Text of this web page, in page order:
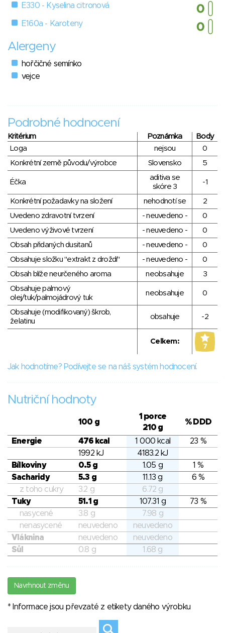
E330 - Kyselina citronová
E160a - Karoteny
Alergeny
hořčičné semínko
vejce
Podrobné hodnocení
Kritérium Poznámka
Body
Loga
nejsou
0
Konkrétní země původu/výrobce
Slovensko 5
Éčka
aditiva se
skóre 3
-1
Konkrétní požadavky na složení nehodnotí se
2
Uvedeno zdravotní tvrzení
- neuvedeno -
0
Uvedeno výživové tvrzení
- neuvedeno -
0
Obsah přidaných dusitanů
- neuvedeno -
0
Obsahuje složku "extrakt z droždí"
- neuvedeno -
0
Obsah blíže neurčeného aroma
neobsahuje
3
Obsahuje palmový
olej/tuk/palmojádrový tuk
neobsahuje 0
Obsahuje (modifikovaný) škrob,
želatinu
obsahuje -2
Celkem:
7
Jak hodnotíme? Podívejte se na náš systém hodnocení.
Nutriční hodnoty
100 g
1 porce
210 g
% DDD
Energie 476 kcal 1 000 kcal
23 %
1992 kJ
4183.2 kJ
Bílkoviny
0.5 g 1.05 g
1 %
Sacharidy
5.3 g 11.13 g
6 %
z toho cukry
3.2 g
6.72 g
Tuky
51.1 g 107.31 g
73 %
nasycené
3.8 g
7.98 g
nenasycené
neuvedeno
neuvedeno
Vláknina
neuvedeno
neuvedeno
Sůl
0.8 g 1.68 g
Navrhnout změnu
* Informace jsou převzaté z etikety daného výrobku